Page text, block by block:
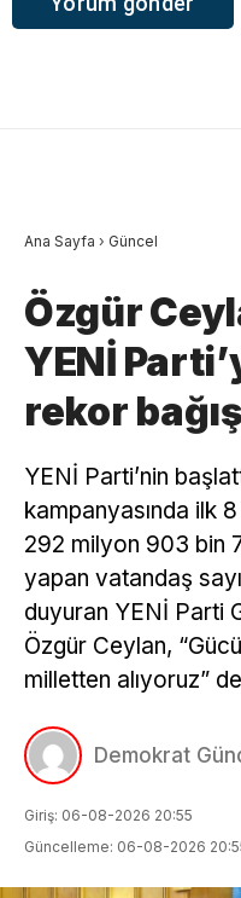
Ana Sayfa › Güncel
Özgür
YENİ
rekor bağış
YENİ Parti’nin
kampanyasında ilk
292 milyon 903 bin
yapan vatandaş
duyuran YENİ Parti
Özgür Ceylan,
milletten alıyoruz”
Demokrat
Giriş: 06-08-2026 20:55
Güncelleme: 06-08-2026